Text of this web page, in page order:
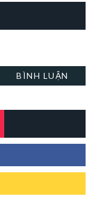
BÌNH LUẬN